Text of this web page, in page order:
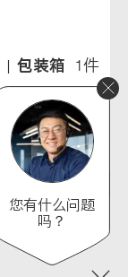
包装箱 1件
您有什么问题
吗？